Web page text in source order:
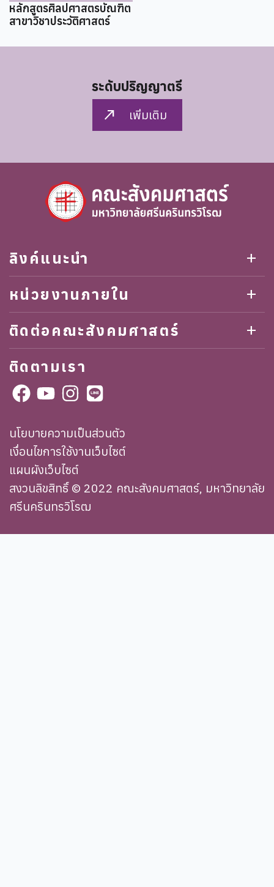
หลักสูตรศิลปศาสตรบัณฑิต
สาขาวิชาประวัติศาสตร์
ระดับปริญญาตรี
north_east เพิ่มเติม
ลิงค์แนะนำ add
หน่วยงานภายใน add
ติดต่อคณะสังคมศาสตร์ add
ติดตามเรา
นโยบายความเป็นส่วนตัว
เงื่อนไขการใช้งานเว็บไซต์
แผนผังเว็บไซต์
สงวนลิขสิทธิ์ © 2022 คณะสังคมศาสตร์, มหาวิทยาลัย
ศรีนครินทรวิโรฒ